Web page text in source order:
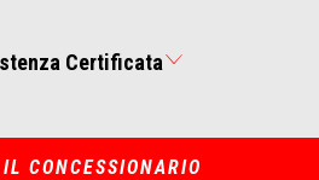
Certificata
CONCESSIONARIO